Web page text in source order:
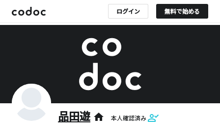
ログイン 無料で始める
品田遊 home 本人確認済み